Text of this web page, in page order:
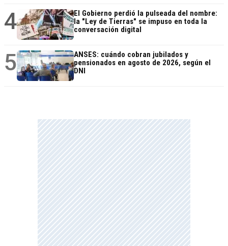
4
El Gobierno perdió la pulseada del nombre:
la "Ley de Tierras" se impuso en toda la
conversación digital
5
ANSES: cuándo cobran jubilados y
pensionados en agosto de 2026, según el
DNI